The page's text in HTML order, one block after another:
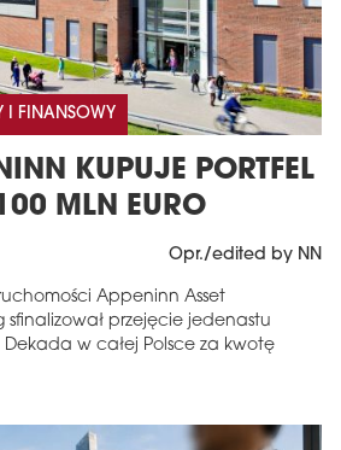
I FINANSOWY
KUPUJE PORTFEL
MLN EURO
Opr./edited by NN
Appeninn Asset
przejęcie jedenastu
w całej Polsce za kwotę